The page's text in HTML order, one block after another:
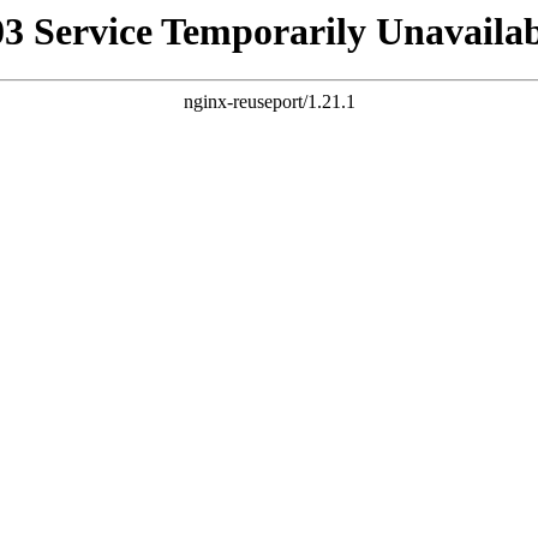
Service Temporarily
nginx-reuseport/1.21.1